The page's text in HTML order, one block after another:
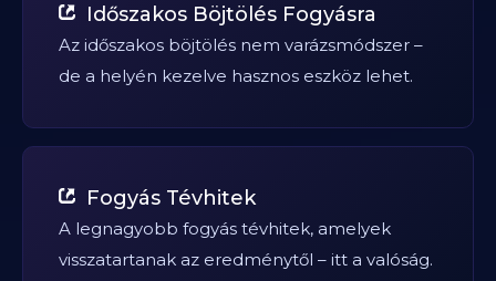
Időszakos Böjtölés Fogyásra
Az időszakos böjtölés nem varázsmódszer –
de a helyén kezelve hasznos eszköz lehet.
Fogyás Tévhitek
A legnagyobb fogyás tévhitek, amelyek
visszatartanak az eredménytől – itt a valóság.